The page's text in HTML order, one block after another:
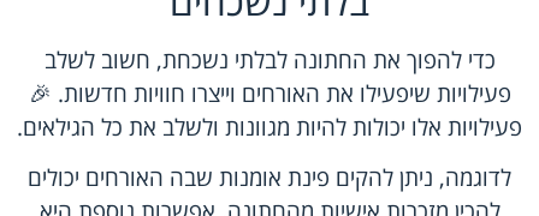
כדי להפוך את החתונה לבלתי נשכחת, חשוב לשלב
פעילויות שיפעילו את האורחים וייצרו חוויות חדשות. 🎉
פעילויות אלו יכולות להיות מגוונות ולשלב את כל הגילאים.
לדוגמה, ניתן להקים פינת אומנות שבה האורחים יכולים